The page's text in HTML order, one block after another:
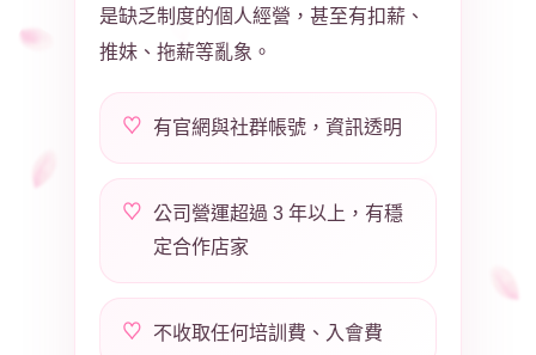
是缺乏制度的個人經營，甚至有扣薪、
推妹、拖薪等亂象。
有官網與社群帳號，資訊透明
公司營運超過 3 年以上，有穩
定合作店家
不收取任何培訓費、入會費